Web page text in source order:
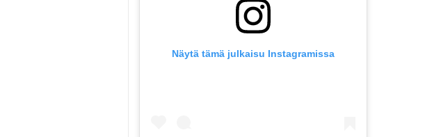
Näytä tämä julkaisu Instagramissa